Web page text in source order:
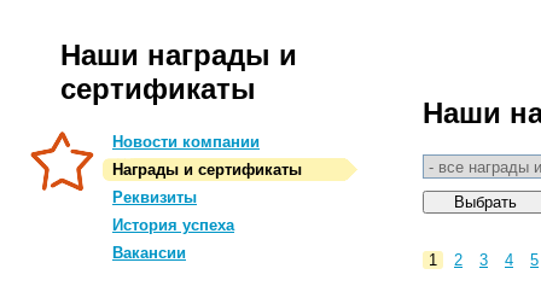
Наши награды и
сертификаты
Новости компании
Награды и сертификаты
Реквизиты
История успеха
Вакансии
Наши
1 2 3 4 5